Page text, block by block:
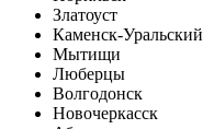
Златоуст
Каменск-Уральский
Мытищи
Люберцы
Волгодонск
Новочеркасск